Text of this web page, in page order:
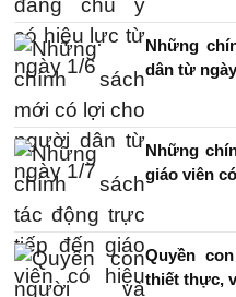
Những
dân từ
Những
giáo viên
Quyền
thiết thực,